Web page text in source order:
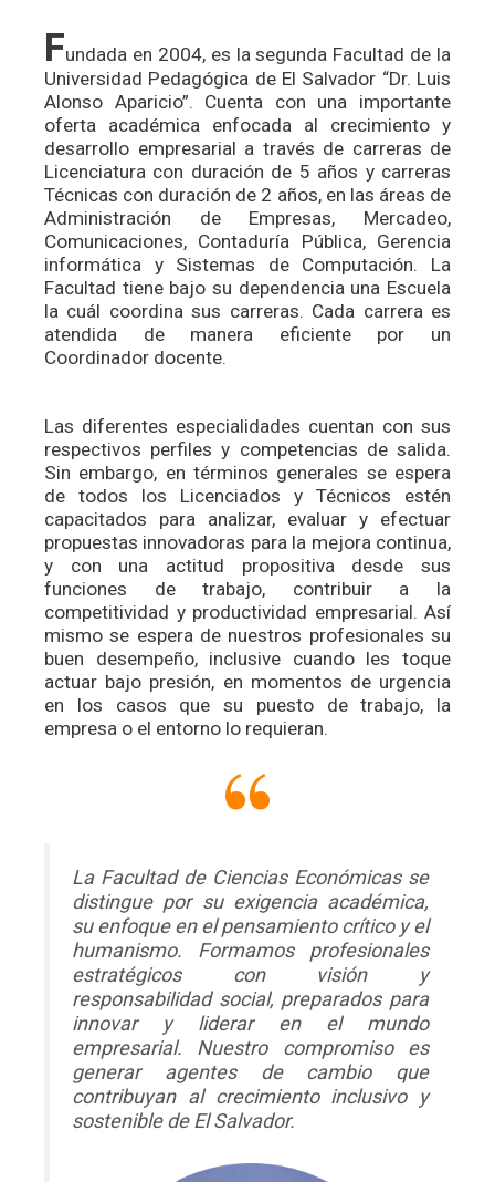
Fundada en 2004, es la segunda Facultad de la
Universidad Pedagógica de El Salvador “Dr. Luis
Alonso Aparicio”. Cuenta con una importante
oferta académica enfocada al crecimiento y
desarrollo empresarial a través de carreras de
Licenciatura con duración de 5 años y carreras
Técnicas con duración de 2 años, en las áreas de
Administración de Empresas, Mercadeo,
Comunicaciones, Contaduría Pública, Gerencia
informática y Sistemas de Computación. La
Facultad tiene bajo su dependencia una Escuela
la cuál coordina sus carreras. Cada carrera es
atendida de manera eficiente por un
Coordinador docente.
Las diferentes especialidades cuentan con sus
respectivos perfiles y competencias de salida.
Sin embargo, en términos generales se espera
de todos los Licenciados y Técnicos estén
capacitados para analizar, evaluar y efectuar
propuestas innovadoras para la mejora continua,
y con una actitud propositiva desde sus
funciones de trabajo, contribuir a la
competitividad y productividad empresarial. Así
mismo se espera de nuestros profesionales su
buen desempeño, inclusive cuando les toque
actuar bajo presión, en momentos de urgencia
en los casos que su puesto de trabajo, la
empresa o el entorno lo requieran.
La Facultad de Ciencias Económicas se
distingue por su exigencia académica,
su enfoque en el pensamiento crítico y el
humanismo. Formamos profesionales
estratégicos con visión y
responsabilidad social, preparados para
innovar y liderar en el mundo
empresarial. Nuestro compromiso es
generar agentes de cambio que
contribuyan al crecimiento inclusivo y
sostenible de El Salvador.